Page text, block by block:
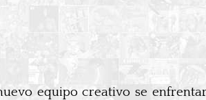
equipo creativo se